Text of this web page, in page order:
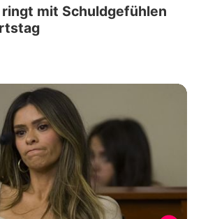
ringt mit Schuldgefühlen